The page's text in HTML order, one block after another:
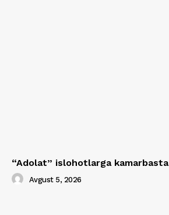
“Adolat” islohotlarga kamarbasta
Avgust 5, 2026